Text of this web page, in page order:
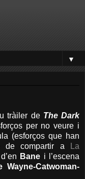
▼
tràiler de The Dark
per no veure i
(esforços que han
de compartir a
La
Bane i l’escena
Wayne-Catwoman-